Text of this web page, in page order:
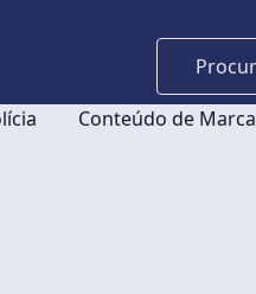
Conteúdo de Marca